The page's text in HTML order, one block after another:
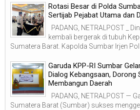
Rotasi Besar di Polda
Sertijab Pejabat Utama dan
PADANG, NETRALPOST _
kembali bergerak di tubuh
Sumatera Barat. Kapolda Sumbar Irjen Pol
Garuda KPP-RI Sumbar
Dialog Kebangsaan, Dorong
Membangun Daerah
PADANG, NETRALPOST —
Sumatera Barat (Sumbar) sukses